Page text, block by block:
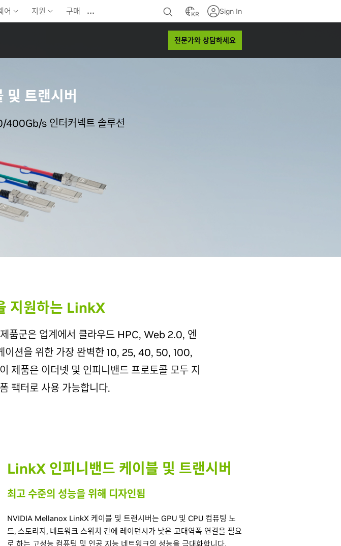
어 지원 구매 … KR Sign In
전문가와 상담하세요
트랜시버
s 인터커넥트 솔루션
지원하는 LinkX
품군은 업계에서 클라우드 HPC, Web 2.0, 엔
이션을 위한 가장 완벽한 10, 25, 40, 50, 100,
품은 이더넷 및 인피니밴드 프로토콜 모두 지
팩터로 사용 가능합니다.
LinkX 인피니밴드 케이블 및 트랜시버
최고 수준의 성능을 위해 디자인됨
NVIDIA Mellanox LinkX 케이블 및 트랜시버는 GPU 및 CPU 컴퓨팅 노
드, 스토리지, 네트워크 스위치 간에 레이턴시가 낮은 고대역폭 연결을 필요
로 하는 고성능 컴퓨팅 및 인공 지능 네트워크의 성능을 극대화합니다.